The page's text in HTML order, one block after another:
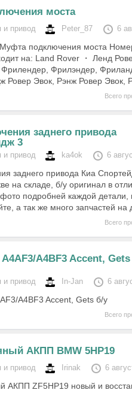
моста
и привод Peter_87 6
подключения моста
на: Land Rover ・ Ленд
Фрилэндер,
Ровер Эвок, Рэнж Ровер Эвок,
Всего
заднего привода
3
и привод ka4ok 6
заднего привода Киа
на складе, б/у оригинал в
подробней каждой детали,
а так же много запчастей
Всего
A4BF3 Accent, Gets
и привод In-Jan 6
A4BF3 Accent, Gets б/у
Всего
АКПП BMW 5HP19
и привод Irinak 6
АКПП ZF5HP19 новый и